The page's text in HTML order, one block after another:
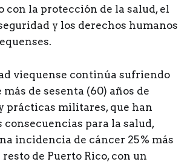
con la protección de la salud, el
y los derechos humanos
viequense continúa sufriendo
más de sesenta (60) años de
prácticas militares, que han
consecuencias para la salud,
incidencia de cáncer 25 % más
de Puerto Rico, con un